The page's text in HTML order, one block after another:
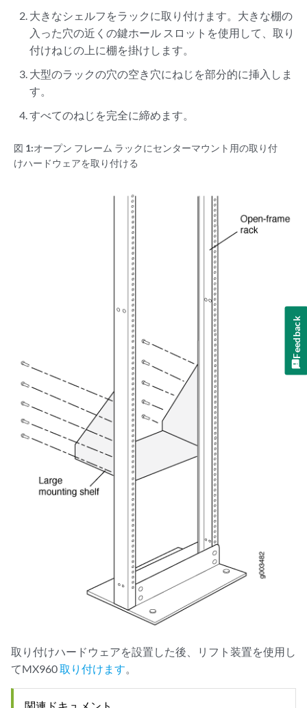
大きなシェルフをラックに取り付けます。大きな棚の
入った穴の近くの鍵ホール スロットを使用して、取り
付けねじの上に棚を掛けします。
大型のラックの穴の空き穴にねじを部分的に挿入しま
す。
すべてのねじを完全に締めます。
図 1:オープン フレーム ラックにセンターマウント用の取り付
けハードウェアを取り付ける
取り付けハードウェアを設置した後、リフト装置を使用し
てMX960取り付けます
Feedback